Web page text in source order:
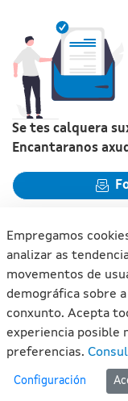
Se tes calquera
Encantaranos
Xunta de Galicia.
pola Xunta de Galicia
Atención á cidadanía
Accesibilidade
Empregamos
analizar as
movementos de
demográfica sobre
conxunto. Acepta
experiencia posible
preferencias.
Configuración